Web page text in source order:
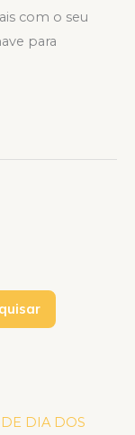
com o seu
para
DIA DOS